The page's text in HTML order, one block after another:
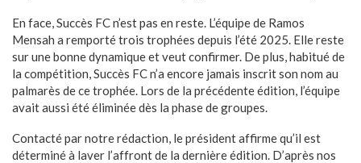
En face, Succès FC n’est pas en reste. L’équipe de Ramos
Mensah a remporté trois trophées depuis l’été 2025. Elle reste
sur une bonne dynamique et veut confirmer. De plus, habitué de
la compétition, Succès FC n’a encore jamais inscrit son nom au
palmarès de ce trophée. Lors de la précédente édition, l’équipe
avait aussi été éliminée dès la phase de groupes.
Contacté par notre rédaction, le président affirme qu’il est
déterminé à laver l’affront de la dernière édition. D’après nos